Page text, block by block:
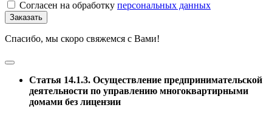
Согласен на обработку персональных данных
Заказать
Спасибо, мы скоро свяжемся с Вами!
Статья 14.1.3. Осуществление предпринимательской
деятельности по управлению многоквартирными
домами без лицензии